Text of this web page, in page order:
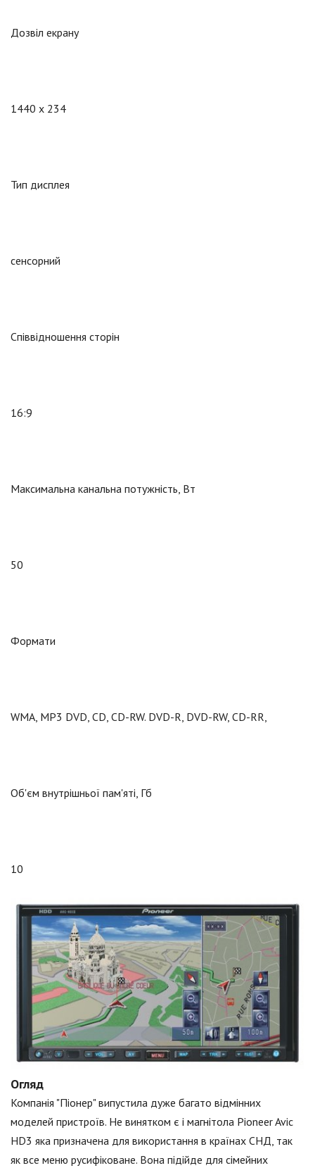
Дозвіл екрану
1440 x 234
Тип дисплея
сенсорний
Співвідношення сторін
16:9
Максимальна канальна потужність, Вт
50
Формати
WMA, MP3 DVD, CD, CD-RW. DVD-R, DVD-RW, CD-RR,
Об'єм внутрішньої пам'яті, Гб
10
Огляд
Компанія "Піонер" випустила дуже багато відмінних
моделей пристроїв. Не винятком є і магнітола Pioneer Avic
HD3 яка призначена для використання в країнах СНД, так
як все меню русифіковане. Вона підійде для сімейних